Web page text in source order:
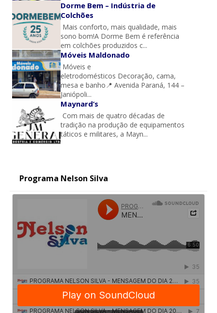
Dorme Bem – Indústria de
Colchões
Mais conforto, mais qualidade, mais
sono bom!A Dorme Bem é referência
em colchões produzidos c...
Móveis Maldonado
Móveis e
eletrodomésticos Decoração, cama,
mesa e banho📍 Avenida Paraná, 144 –
Janiópoli...
Maynard’s
Com mais de quatro décadas de
tradição na produção de equipamentos
táticos e militares, a Mayn...
Programa Nelson Silva